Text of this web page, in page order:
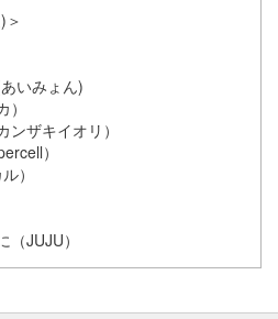
＞
いみょん)
ザキイオリ）
）
）
JUJU）